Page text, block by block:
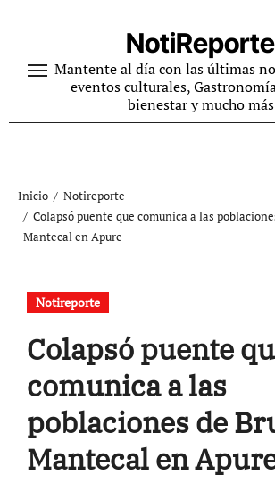
contenido
NotiReporte
Mantente al día con las últimas
eventos culturales,
bienestar y mucho más
Inicio
Notireporte
Colapsó puente que comunica a las
Mantecal en Apure
Notireporte
Colapsó puente
comunica a las
poblaciones de
Mantecal en